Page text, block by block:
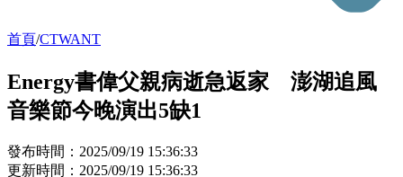
首頁/CTWANT
Energy書偉父親病逝急返家 澎湖追風
音樂節今晚演出5缺1
發布時間：2025/09/19 15:36:33
更新時間：2025/09/19 15:36:33